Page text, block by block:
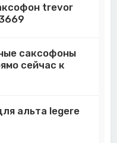
trevor
саксофоны
сейчас к
альта legere